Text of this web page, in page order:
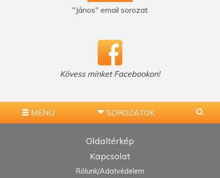
"János" email sorozat
Kövess minket Facebookon!
MENÜ SOROZATOK
Oldaltérkép
Kapcsolat
Rólunk/Adatvédelem